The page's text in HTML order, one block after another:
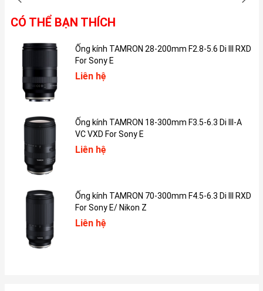
cho các đạo diễn hình ảnh (DP) và phi công. Bạn có thể thoải mái
thiết lập các đường bay Waypoint phức tạp, bay tầm xa để săn
các khoảnh khắc bình minh/hoàng hôn độc nhất vô nhị mà không
bị áp lực thời gian đè nặng.
CÓ THỂ BẠN THÍCH
Ống kính TAMRON 28-200mm F2.8-5.6 Di III RXD
For Sony E
Liên hệ
Ống kính TAMRON 18-300mm F3.5-6.3 Di III-A
VC VXD For Sony E
Liên hệ
Ống kính TAMRON 70-300mm F4.5-6.3 Di III RXD
For Sony E/ Nikon Z
Liên hệ